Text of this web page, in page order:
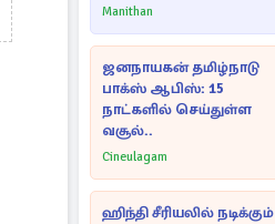
Manithan
ஜனநாயகன் தமிழ்நாடு
பாக்ஸ் ஆபிஸ்: 15
நாட்களில் செய்துள்ள
வசூல்..
Cineulagam
ஹிந்தி சீரியலில் நடிக்கும்